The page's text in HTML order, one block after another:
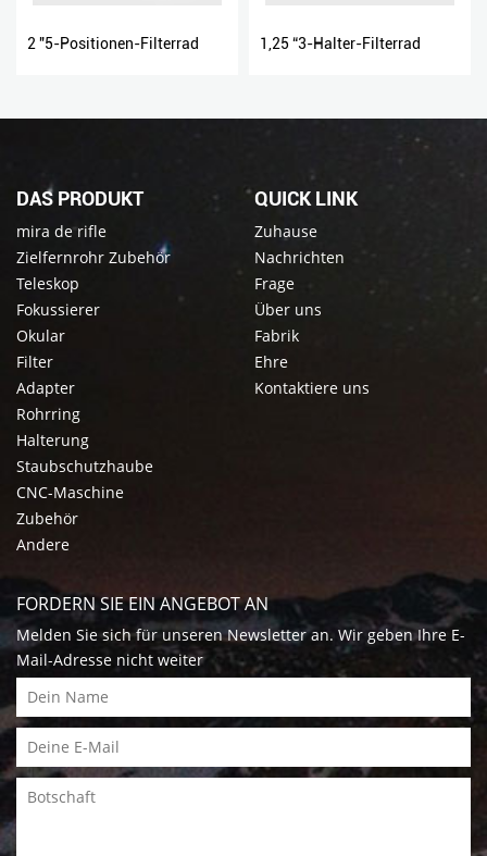
2 "5-Positionen-Filterrad 1,25 “3-Halter-Filterrad
DAS PRODUKT
mira de rifle
Zielfernrohr Zubehör
Teleskop
Fokussierer
Okular
Filter
Adapter
Rohrring
Halterung
Staubschutzhaube
CNC-Maschine
Zubehör
Andere
QUICK LINK
Zuhause
Nachrichten
Frage
Über uns
Fabrik
Ehre
Kontaktiere uns
FORDERN SIE EIN ANGEBOT AN
Melden Sie sich für unseren Newsletter an. Wir geben Ihre E-
Mail-Adresse nicht weiter